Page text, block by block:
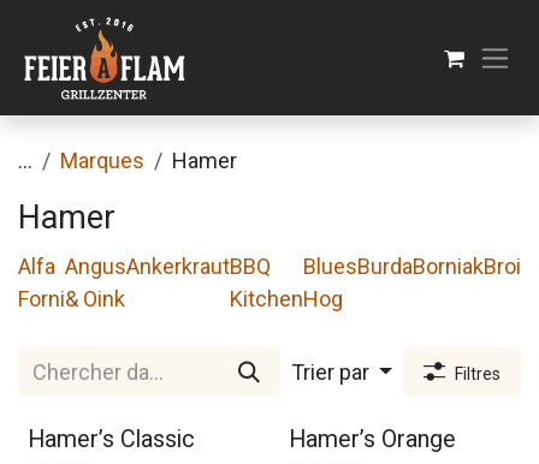
Se rendre au contenu
... Marques Hamer
Hamer
Alfa
Forni
Angus
& Oink
AnkerkrautBBQ
Kitchen
Blues
Hog
BurdaBorniak
Trier par Filtres
Hamer’s Classic Hamer’s Orange